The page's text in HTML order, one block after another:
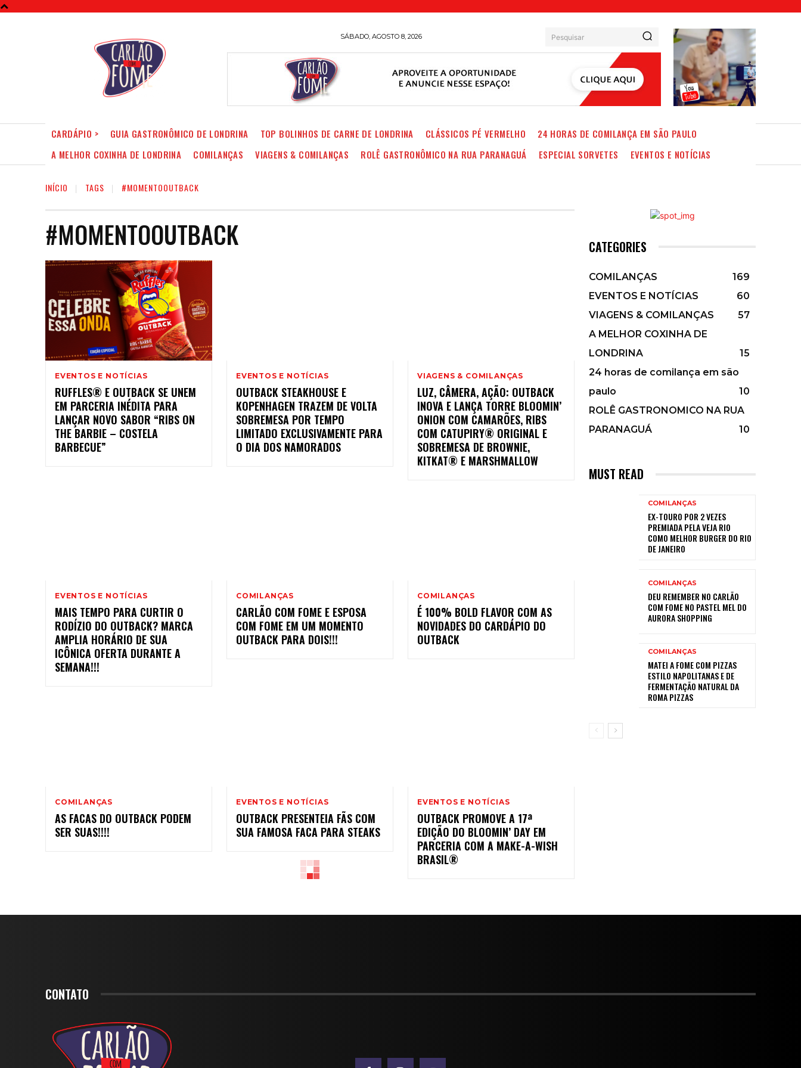
SÁBADO, AGOSTO 8, 2026 Pesquisar
CARDÁPIO > GUIA GASTRONÔMICO DE LONDRINA TOP BOLINHOS DE CARNE DE LONDRINA CLÁSSICOS PÉ VERMELHO
24 HORAS DE COMILANÇA EM SÃO PAULO
A MELHOR COXINHA DE LONDRINA
COMILANÇAS VIAGENS & COMILANÇAS ROLÊ GASTRONÔMICO NA RUA PARANAGUÁ ESPECIAL SORVETES EVENTOS E NOTÍCIAS
INÍCIO TAGS #MOMENTOOUTBACK
#MOMENTOOUTBACK
EVENTOS E NOTÍCIAS
RUFFLES® E OUTBACK SE UNEM
EM PARCERIA INÉDITA PARA
LANÇAR NOVO SABOR “RIBS ON
THE BARBIE – COSTELA
BARBECUE”
EVENTOS E NOTÍCIAS
OUTBACK STEAKHOUSE E
KOPENHAGEN TRAZEM DE VOLTA
SOBREMESA POR TEMPO
LIMITADO EXCLUSIVAMENTE PARA
O DIA DOS NAMORADOS
VIAGENS & COMILANÇAS
LUZ, CÂMERA, AÇÃO: OUTBACK
INOVA E LANÇA TORRE BLOOMIN’
ONION COM CAMARÕES, RIBS
COM CATUPIRY® ORIGINAL E
SOBREMESA DE BROWNIE,
KITKAT® E MARSHMALLOW
EVENTOS E NOTÍCIAS
MAIS TEMPO PARA CURTIR O
RODÍZIO DO OUTBACK? MARCA
AMPLIA HORÁRIO DE SUA
ICÔNICA OFERTA DURANTE A
SEMANA!!!
COMILANÇAS
CARLÃO COM FOME E ESPOSA
COM FOME EM UM MOMENTO
OUTBACK PARA DOIS!!!
COMILANÇAS
É 100% BOLD FLAVOR COM AS
NOVIDADES DO CARDÁPIO DO
OUTBACK
COMILANÇAS
AS FACAS DO OUTBACK PODEM
SER SUAS!!!!
EVENTOS E NOTÍCIAS
OUTBACK PRESENTEIA FÃS COM
SUA FAMOSA FACA PARA STEAKS
EVENTOS E NOTÍCIAS
OUTBACK PROMOVE A 17ª
EDIÇÃO DO BLOOMIN’ DAY EM
PARCERIA COM A MAKE-A-WISH
BRASIL®
CATEGORIES
COMILANÇAS
169
EVENTOS E NOTÍCIAS
60
VIAGENS & COMILANÇAS
57
A MELHOR COXINHA DE
LONDRINA
15
24 horas de comilança em são
paulo
10
ROLÊ GASTRONOMICO NA RUA
PARANAGUÁ
10
MUST READ
COMILANÇAS
EX-TOURO POR 2 VEZES
PREMIADA PELA VEJA RIO
COMO MELHOR BURGER DO RIO
DE JANEIRO
COMILANÇAS
DEU REMEMBER NO CARLÃO
COM FOME NO PASTEL MEL DO
AURORA SHOPPING
COMILANÇAS
MATEI A FOME COM PIZZAS
ESTILO NAPOLITANAS E DE
FERMENTAÇÃO NATURAL DA
ROMA PIZZAS
CONTATO